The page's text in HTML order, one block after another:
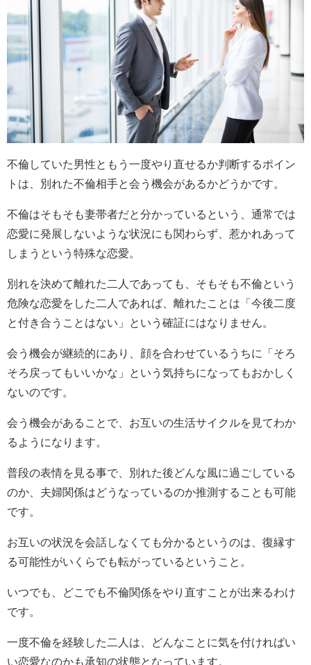
不倫していた男性ともう一度やり直せるか判断するポイン
トは、別れた不倫相手と会う機会があるかどうかです。
不倫はそもそも妻帯者だと分かっているという、通常では
恋愛に発展しないような状況にも関わらず、惹かれあって
しまうという特殊な恋愛。
別れを決めて離れた二人であっても、そもそも不倫という
危険な恋愛をした二人であれば、離れたことは「今後二度
と付き合うことはない」という確証にはなりません。
会う機会が継続的にあり、顔を合わせているうちに「そろ
そろ戻ってもいいかな」という気持ちになってもおかしく
ないのです。
会う機会があることで、お互いの生活サイクルを見てわか
るようになります。
普段の表情を見る事で、別れた後どんな風に過ごしている
のか、夫婦関係はどうなっているのか推測することも可能
です。
お互いの状況を会話しなくても分かるというのは、復縁す
る可能性がいくらでも転がっているということ。
いつでも、どこでも不倫関係をやり直すことが出来るわけ
です。
一度不倫を経験した二人は、どんなことに気を付ければい
い恋愛なのかも承知の状態となっています。